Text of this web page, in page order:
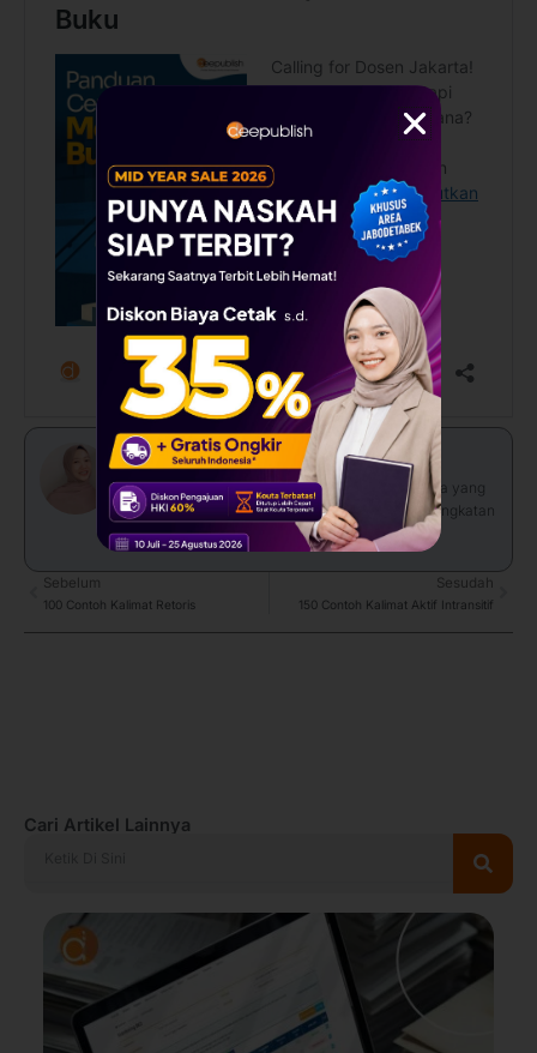
Dhea Salsabila
SEO Specialist di Penerbit Deepublish Jakarta yang
berfokus pada optimasi konten lokal dan peningkatan
visibilitas brand di wilayah Jabodetabek.
Prev
Sebelum
100 Contoh Kalimat Retoris
Sesudah
150 Contoh Kalimat Aktif Intransitif
Cari Artikel Lainnya